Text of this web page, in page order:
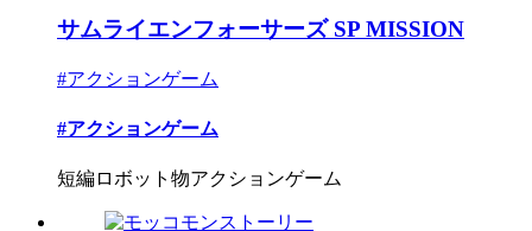
サムライエンフォーサーズ SP MISSION
#アクションゲーム
#アクションゲーム
短編ロボット物アクションゲーム